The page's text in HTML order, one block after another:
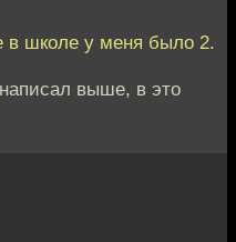
в школе у меня было 2.
выше, в это